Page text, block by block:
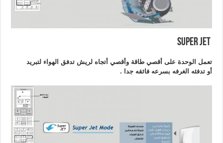
Super JET
تعمل الوحدة على أقصي طاقة وأقصي أتجاه لريش تدفق الهواء لتبريد
أو تدفئه الغرفه بسرعه فائقه جدا .